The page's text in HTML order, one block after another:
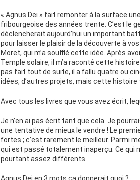
« Agnus Dei » fait remonter à la surface
fribourgeoise des années trente. C’est le
déclencherait aujourd’hui un important
pour laisser le plaisir de la découverte à
Moret, qui m’a soufflé cette idée. Après
Temple solaire, il m’a raconté cette
pas fait tout de suite, il a fallu quatre ou
idées, d’autres projets, mais cette
Avec tous les livres que vous avez écrit,
Je n’en ai pas écrit tant que cela. Je
une tentative de mieux le vendre ! Le
fortes ; c’est rarement le meilleur. Parmi
qui est passé totalement inaperçu. Ce qui
pourtant assez différents.
Agnus Dei en 3 mots ça donnerait quoi ?